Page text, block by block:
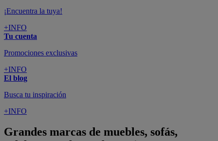
¡Encuentra la tuya!
+INFO
Tu cuenta
Promociones exclusivas
+INFO
El blog
Busca tu inspiración
+INFO
Grandes marcas de muebles, sofás,